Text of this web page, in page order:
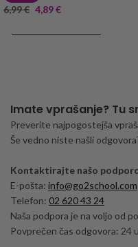
6,99€ 4,89€
Imate vprašanje? Tu
Preverite najpogostejša
Še vedno niste našli
Kontaktirajte našo
E-pošta: info@go2school.com
Telefon: 02 620 43 24
Naša podpora je na voljo od
Povprečen čas odgovora: 24